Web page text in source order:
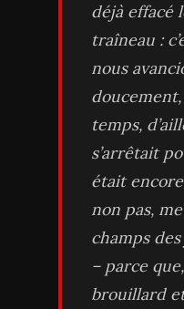
déjà effacé
traîneau :
nous
temps,
s’arrêtait
était
non pas,
champs
– parce
brouillard